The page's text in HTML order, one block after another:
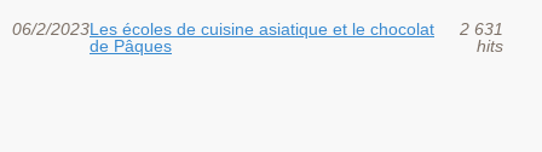
06/2/2023Les écoles de cuisine asiatique et le chocolat
de Pâques
2 631
hits